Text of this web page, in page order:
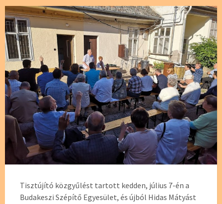
Tisztújító közgyűlést tartott kedden, július 7-én a
Budakeszi Szépítő Egyesület, és újból Hidas Mátyást